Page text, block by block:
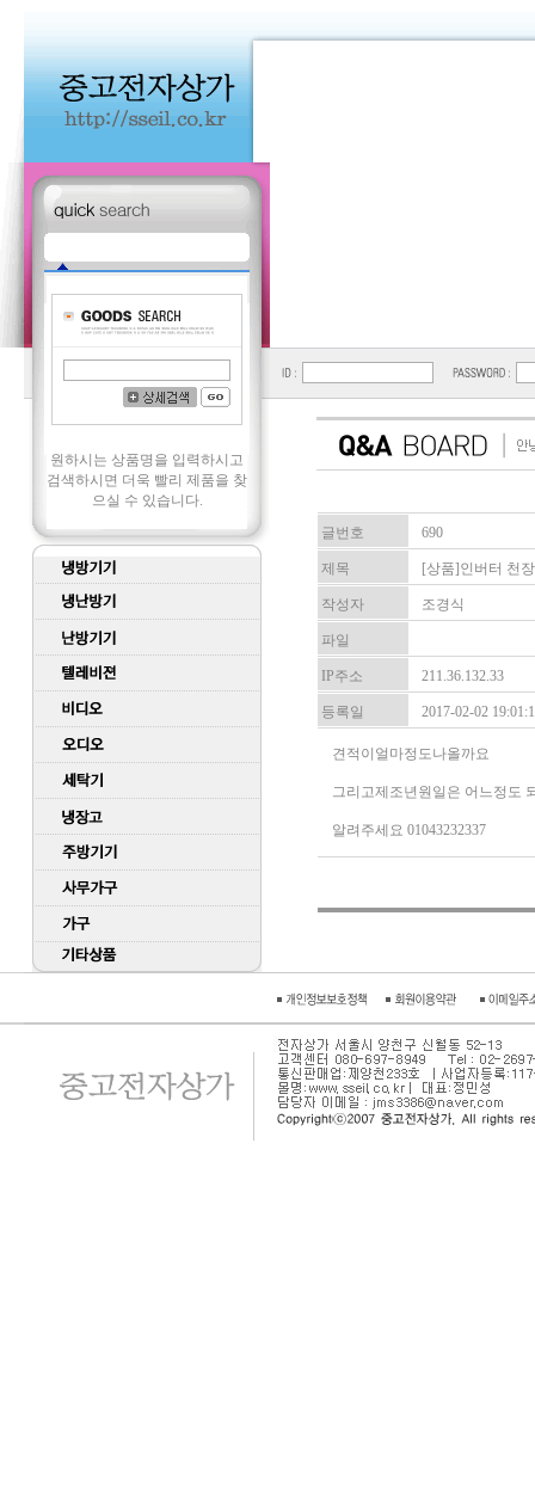
원하시는 상품명을 입력하시고
검색하시면 더욱 빨리 제품을 찾
으실 수 있습니다.
글번호
690
제목 [상품]인버터 천
작성자 조경식
파일
IP주소 211.36.132.33
등록일 2017-02-02
견적이얼마정도나올까요
그리고제조년원일은 어느정도
알려주세요 01043232337